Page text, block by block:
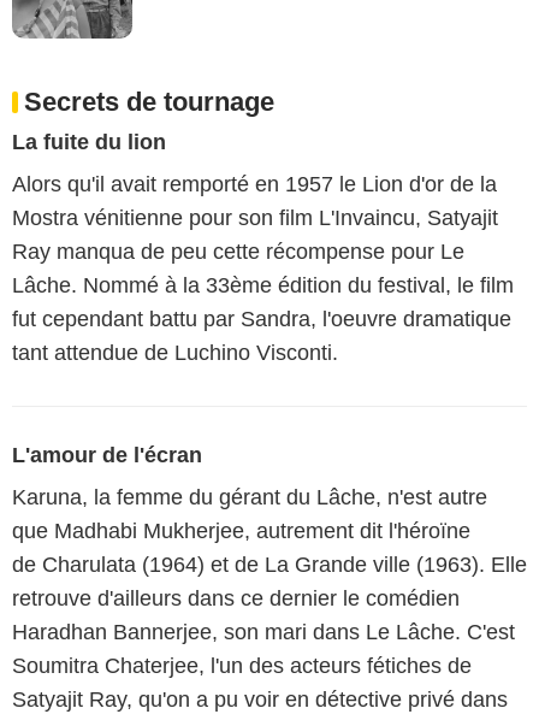
Secrets de tournage
La fuite du lion
Alors qu'il avait remporté en 1957 le Lion d'or de la
Mostra vénitienne pour son film L'Invaincu, Satyajit
Ray manqua de peu cette récompense pour Le
Lâche. Nommé à la 33ème édition du festival, le film
fut cependant battu par Sandra, l'oeuvre dramatique
tant attendue de Luchino Visconti.
L'amour de l'écran
Karuna, la femme du gérant du Lâche, n'est autre
que Madhabi Mukherjee, autrement dit l'héroïne
de Charulata (1964) et de La Grande ville (1963). Elle
retrouve d'ailleurs dans ce dernier le comédien
Haradhan Bannerjee, son mari dans Le Lâche. C'est
Soumitra Chaterjee, l'un des acteurs fétiches de
Satyajit Ray, qu'on a pu voir en détective privé dans